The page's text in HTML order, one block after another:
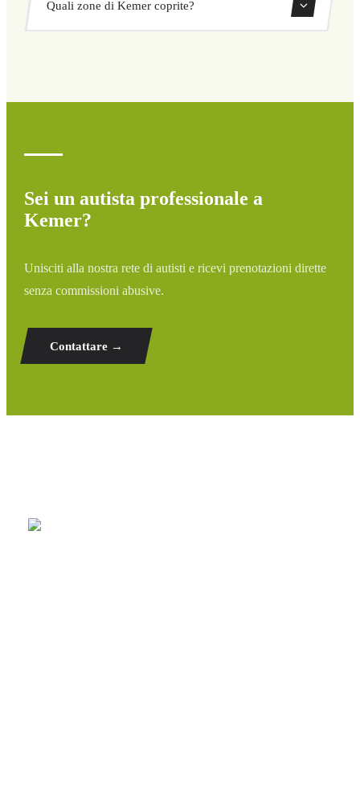
ritorno direttamente dal nostro sistema di prenotazione.
Quali zone di Kemer coprite?
Sei un autista professionale a
Kemer?
Unisciti alla nostra rete di autisti e ricevi prenotazioni dirette
senza commissioni abusive.
Contattare →